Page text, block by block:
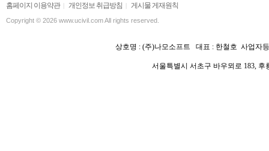
홈페이지 이용약관| 개인정보 취급방침 | 게시물 게재원칙
Copyright © 2026 www.ucivil.com All rights reserved.
상호명 : (주)나모소프트 대표 : 한철호 사업자
서울특별시 서초구 바우뫼로 183,